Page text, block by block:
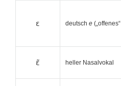
ɛ deutsch e („offenes“
ɛ̃ heller Nasalvokal